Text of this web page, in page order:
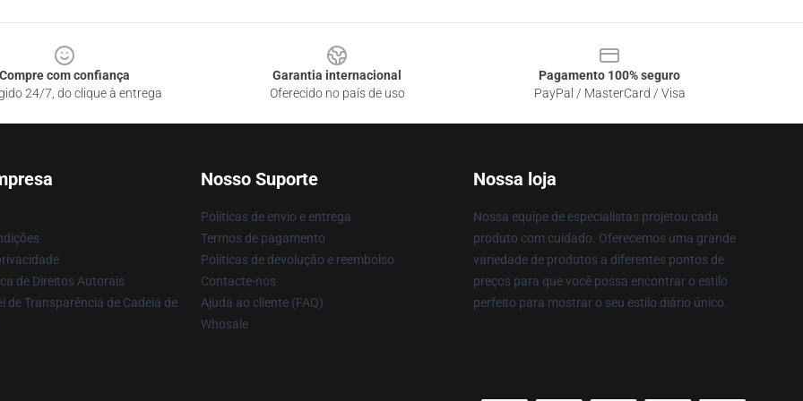
Compre com confiança
24/7, do clique à entrega
Garantia internacional
Oferecido no país de uso
Pagamento 100% seguro
PayPal / MasterCard / Visa
de Direitos Autorais
de Transparência de Cadeia de
Nosso Suporte
Políticas de envio e entrega
Termos de pagamento
Políticas de devolução e reembolso
Contacte-nos
Ajuda ao cliente (FAQ)
Whosale
Nossa loja
Nossa equipe de especialistas projetou cada
produto com cuidado. Oferecemos uma grande
variedade de produtos a diferentes pontos de
preços para que você possa encontrar o estilo
perfeito para mostrar o seu estilo diário único.